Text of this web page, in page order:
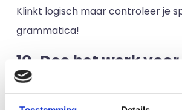
Klinkt logisch maar controleer je
grammatica!
10. Doe het werk
opdrachtgever
Vermijd lange paragrafen of